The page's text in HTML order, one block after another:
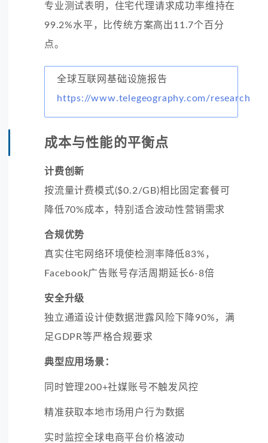
专业测试表明，住宅代理请求成功率维持在
99.2%水平，比传统方案高出11.7个百分
点。
全球互联网基础设施报告
https://www.telegeography.com/research
成本与性能的平衡点
计费创新
按流量计费模式($0.2/GB)相比固定套餐可
降低70%成本，特别适合波动性营销需求
合规优势
真实住宅网络环境使检测率降低83%，
Facebook广告账号存活周期延长6-8倍
安全升级
独立通道设计使数据泄露风险下降90%，满
足GDPR等严格合规要求
典型应用场景：
同时管理200+社媒账号不触发风控
精准获取本地市场用户行为数据
实时监控全球电商平台价格波动